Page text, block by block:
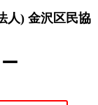
人) 金沢区民協